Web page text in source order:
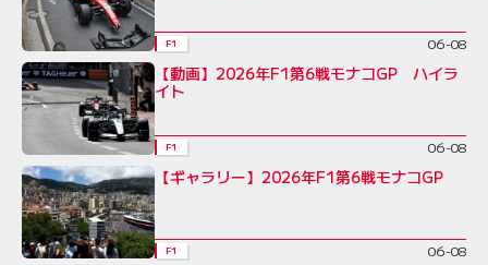
F1 06-08
【動画】2026年F1第6戦モナコGP ハイラ
イト
F1 06-08
【ギャラリー】2026年F1第6戦モナコGP
F1 06-08